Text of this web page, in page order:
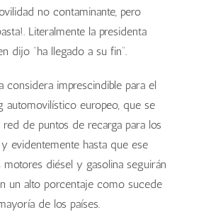
no contaminante, pero
Literalmente la presidenta
dijo “ha llegado a su fin”.
considera imprescindible para el
automovilístico europeo, que se
red de puntos de recarga para los
evidentemente hasta que ese
diésel y gasolina seguirán
un alto porcentaje como sucede
de los países.